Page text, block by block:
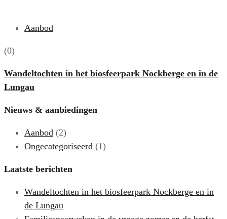
Aanbod
(0)
Wandeltochten in het biosfeerpark Nockberge en in de
Lungau
Nieuws & aanbiedingen
Aanbod (2)
Ongecategoriseerd (1)
Laatste berichten
Wandeltochten in het biosfeerpark Nockberge en in
de Lungau